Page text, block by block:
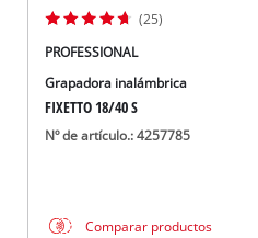
(25)
PROFESSIONAL
Grapadora inalámbrica
FIXETTO 18/40 S
Nº de artículo.: 4257785
Comparar productos